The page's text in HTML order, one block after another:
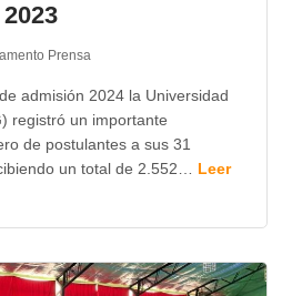
Prensa
admisión 2024 la Universidad
registró un importante
de postulantes a sus 31
un total de 2.552… Leer